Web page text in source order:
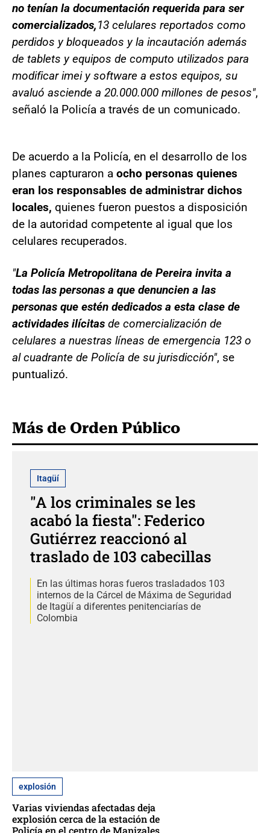
no tenían la documentación requerida para ser
comercializados,13 celulares reportados como
perdidos y bloqueados y la incautación además
de tablets y equipos de computo utilizados para
modificar imei y software a estos equipos, su
avaluó asciende a 20.000.000 millones de pesos",
señaló la Policía a través de un comunicado.
De acuerdo a la Policía, en el desarrollo de los
planes capturaron a ocho personas quienes
eran los responsables de administrar dichos
locales, quienes fueron puestos a disposición
de la autoridad competente al igual que los
celulares recuperados.
"La Policía Metropolitana de Pereira invita a
todas las personas a que denuncien a las
personas que estén dedicados a esta clase de
actividades ilícitas de comercialización de
celulares a nuestras líneas de emergencia 123 o
al cuadrante de Policía de su jurisdicción", se
puntualizó.
Más de Orden Público
Itagüí
"A los criminales se les
acabó la fiesta": Federico
Gutiérrez reaccionó al
traslado de 103 cabecillas
En las últimas horas fueros trasladados 103
internos de la Cárcel de Máxima de Seguridad
de Itagüí a diferentes penitenciarías de
Colombia
explosión
Varias viviendas afectadas deja
explosión cerca de la estación de
Policía en el centro de Manizales